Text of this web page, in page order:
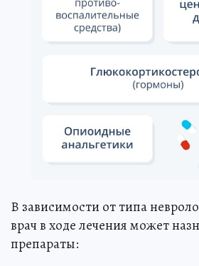
В зависимости от типа
врач в ходе лечения может
препараты: